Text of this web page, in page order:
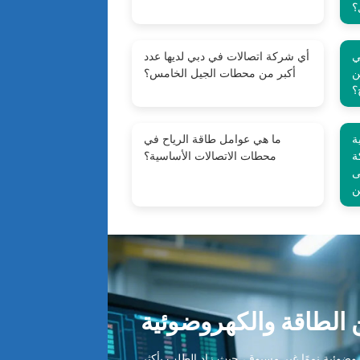
أي شركة اتصالات في دبي لديها عدد
أكبر من محطات الجيل الخامس؟
ما هي عوامل طاقة الرياح في
محطات الاتصالات الأساسية؟
والكهروضوئية